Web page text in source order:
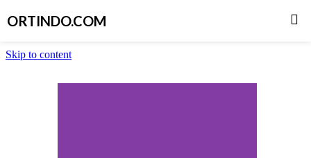
Skip to content
ORTINDO.COM